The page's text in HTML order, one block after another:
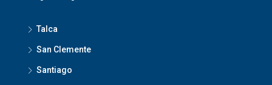
Talca
San Clemente
Santiago